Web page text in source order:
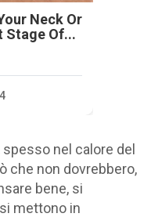
Neck Or
Stage Of...
nel calore del
che non dovrebbero,
bene, si
mettono in